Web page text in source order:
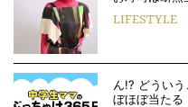
LIFESTYLE
ん!? どうい
ぼほぼ当た